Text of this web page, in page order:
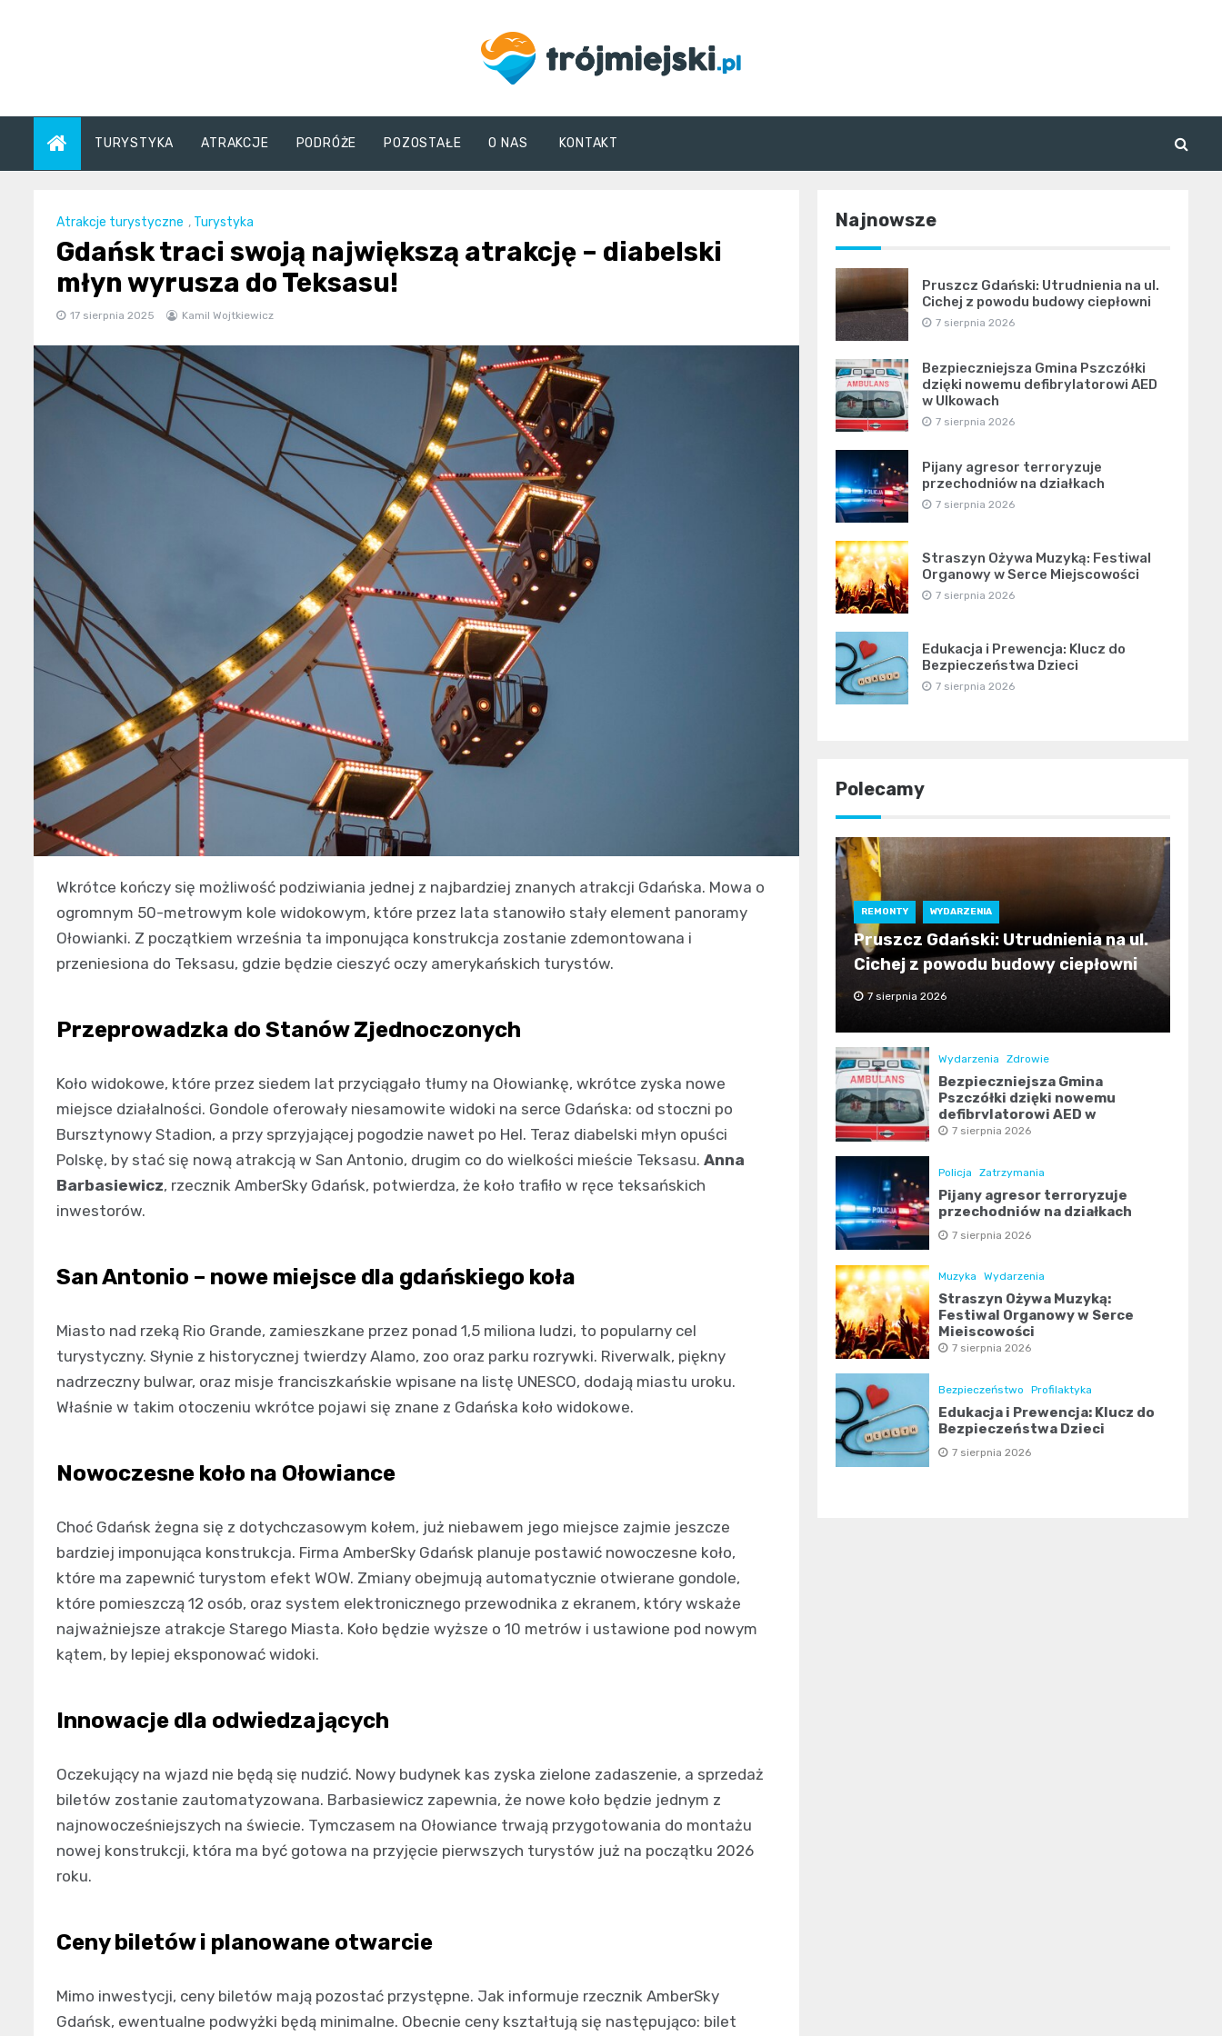
trojmiejski.pl
TURYSTYKA ATRAKCJE PODRÓŻE POZOSTAŁE O NAS KONTAKT
Atrakcje turystyczne , Turystyka
Gdańsk traci swoją największą atrakcję – diabelski
młyn wyrusza do Teksasu!
17 sierpnia 2025 Kamil Wojtkiewicz
Wkrótce kończy się możliwość podziwiania jednej z najbardziej znanych atrakcji Gdańska. Mowa o
ogromnym 50-metrowym kole widokowym, które przez lata stanowiło stały element panoramy
Ołowianki. Z początkiem września ta imponująca konstrukcja zostanie zdemontowana i
przeniesiona do Teksasu, gdzie będzie cieszyć oczy amerykańskich turystów.
Przeprowadzka do Stanów Zjednoczonych
Koło widokowe, które przez siedem lat przyciągało tłumy na Ołowiankę, wkrótce zyska nowe
miejsce działalności. Gondole oferowały niesamowite widoki na serce Gdańska: od stoczni po
Bursztynowy Stadion, a przy sprzyjającej pogodzie nawet po Hel. Teraz diabelski młyn opuści
Polskę, by stać się nową atrakcją w San Antonio, drugim co do wielkości mieście Teksasu. Anna
Barbasiewicz, rzecznik AmberSky Gdańsk, potwierdza, że koło trafiło w ręce teksańskich
inwestorów.
San Antonio – nowe miejsce dla gdańskiego koła
Miasto nad rzeką Rio Grande, zamieszkane przez ponad 1,5 miliona ludzi, to popularny cel
turystyczny. Słynie z historycznej twierdzy Alamo, zoo oraz parku rozrywki. Riverwalk, piękny
nadrzeczny bulwar, oraz misje franciszkańskie wpisane na listę UNESCO, dodają miastu uroku.
Właśnie w takim otoczeniu wkrótce pojawi się znane z Gdańska koło widokowe.
Nowoczesne koło na Ołowiance
Choć Gdańsk żegna się z dotychczasowym kołem, już niebawem jego miejsce zajmie jeszcze
bardziej imponująca konstrukcja. Firma AmberSky Gdańsk planuje postawić nowoczesne koło,
które ma zapewnić turystom efekt WOW. Zmiany obejmują automatycznie otwierane gondole,
które pomieszczą 12 osób, oraz system elektronicznego przewodnika z ekranem, który wskaże
najważniejsze atrakcje Starego Miasta. Koło będzie wyższe o 10 metrów i ustawione pod nowym
kątem, by lepiej eksponować widoki.
Innowacje dla odwiedzających
Oczekujący na wjazd nie będą się nudzić. Nowy budynek kas zyska zielone zadaszenie, a sprzedaż
biletów zostanie zautomatyzowana. Barbasiewicz zapewnia, że nowe koło będzie jednym z
najnowocześniejszych na świecie. Tymczasem na Ołowiance trwają przygotowania do montażu
nowej konstrukcji, która ma być gotowa na przyjęcie pierwszych turystów już na początku 2026
roku.
Ceny biletów i planowane otwarcie
Mimo inwestycji, ceny biletów mają pozostać przystępne. Jak informuje rzecznik AmberSky
Gdańsk, ewentualne podwyżki będą minimalne. Obecnie ceny kształtują się następująco: bilet
Najnowsze
Pruszcz Gdański: Utrudnienia na ul.
Cichej z powodu budowy ciepłowni
7 sierpnia 2026
Bezpieczniejsza Gmina Pszczółki
dzięki nowemu defibrylatorowi AED
w Ulkowach
7 sierpnia 2026
Pijany agresor terroryzuje
przechodniów na działkach
7 sierpnia 2026
Straszyn Ożywa Muzyką: Festiwal
Organowy w Serce Miejscowości
7 sierpnia 2026
Edukacja i Prewencja: Klucz do
Bezpieczeństwa Dzieci
7 sierpnia 2026
Polecamy
REMONTY WYDARZENIA
Pruszcz Gdański: Utrudnienia na ul.
Cichej z powodu budowy ciepłowni
7 sierpnia 2026
Wydarzenia Zdrowie
Bezpieczniejsza Gmina
Pszczółki dzięki nowemu
defibrylatorowi AED w
Ulkowach
7 sierpnia 2026
Policja Zatrzymania
Pijany agresor terroryzuje
przechodniów na działkach
7 sierpnia 2026
Muzyka Wydarzenia
Straszyn Ożywa Muzyką:
Festiwal Organowy w Serce
Miejscowości
7 sierpnia 2026
Bezpieczeństwo Profilaktyka
Edukacja i Prewencja: Klucz do
Bezpieczeństwa Dzieci
7 sierpnia 2026